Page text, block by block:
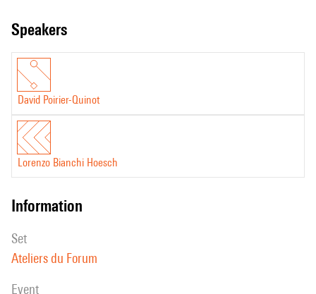
speakers
David Poirier-Quinot
Lorenzo Bianchi Hoesch
information
set
Ateliers du Forum
event